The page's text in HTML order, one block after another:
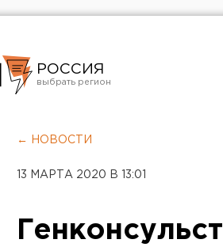
РОССИЯ
Челябинск
← НОВОСТИ
13 МАРТА 2020 В 13:01